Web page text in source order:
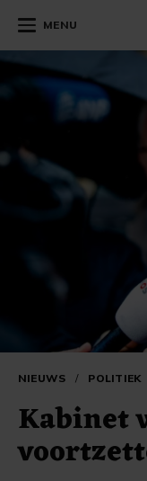
MENU
NIEUWS / POLITIEK
Kabinet